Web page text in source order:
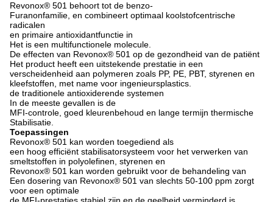
Revonox® 501 behoort tot de benzo-
Furanonfamilie, en combineert optimaal koolstofcentrische
radicalen
en primaire antioxidantfunctie in
Het is een multifunctionele molecule.
De effecten van Revonox® 501 op de gezondheid van de patiënt
Het product heeft een uitstekende prestatie in een
verscheidenheid aan polymeren zoals PP, PE, PBT, styrenen en
kleefstoffen, met name voor ingenieursplastics.
de traditionele antioxiderende systemen
In de meeste gevallen is de
MFI-controle, goed kleurenbehoud en lange termijn thermische
Stabilisatie.
Toepassingen
Revonox® 501 kan worden toegediend als
een hoog efficiënt stabilisatorsysteem voor het verwerken van
smeltstoffen in polyolefinen, styrenen en
Revonox® 501 kan worden gebruikt voor de behandeling van
Een dosering van Revonox® 501 van slechts 50-100 ppm zorgt
voor een optimale